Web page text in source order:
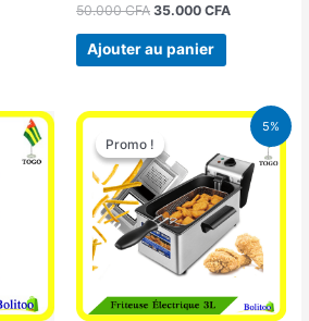
50.000CFA 35.000 CFA
Ajouter au panier
5%
Promo !
Promo !
Le
initial
était :
39.000 CFA.
Le
prix
actuel
est :
37.000 CFA.